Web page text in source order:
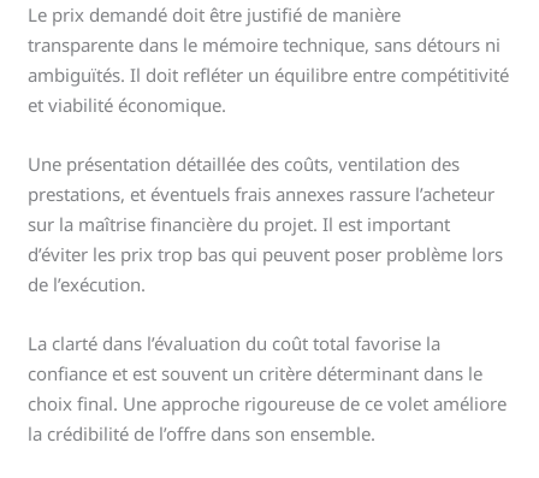
Le prix demandé doit être justifié de manière
transparente dans le mémoire technique, sans détours ni
ambiguïtés. Il doit refléter un équilibre entre compétitivité
et viabilité économique.
Une présentation détaillée des coûts, ventilation des
prestations, et éventuels frais annexes rassure l’acheteur
sur la maîtrise financière du projet. Il est important
d’éviter les prix trop bas qui peuvent poser problème lors
de l’exécution.
La clarté dans l’évaluation du coût total favorise la
confiance et est souvent un critère déterminant dans le
choix final. Une approche rigoureuse de ce volet améliore
la crédibilité de l’offre dans son ensemble.